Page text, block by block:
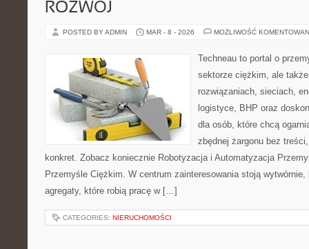
ROZWÓJ
POSTED BY ADMIN MAR - 8 - 2026 MOŻLIWOŚĆ
Techneau to portal o
sektorze ciężkim, ale
rozwiązaniach, sieciach,
logistyce, BHP oraz
dla osób, które chcą
zbędnej żargonu bez
konkret. Zobacz koniecznie Robotyzacja i Automatyzacja
Przemyśle Ciężkim. W centrum zainteresowania stoją
agregaty, które robią pracę w […]
CATEGORIES: NIERUCHOMOŚCI